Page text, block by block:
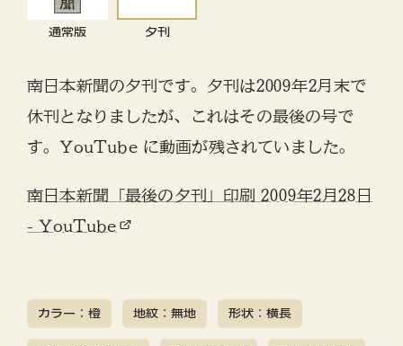
通常版 夕刊
南日本新聞の夕刊です。夕刊は2009年2月末で
休刊となりましたが、これはその最後の号で
す。YouTube に動画が残されていました。
南日本新聞「最後の夕刊」印刷 2009年2月28日
- YouTube
カラー：橙 地紋：無地 形状：横長